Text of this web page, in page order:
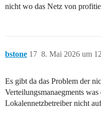
nicht wo das Netz von
bstone 8. Mai 2026 um
17
Es gibt da das Problem der
Verteilungsmanaegments
Lokalennetzbetreiber nicht